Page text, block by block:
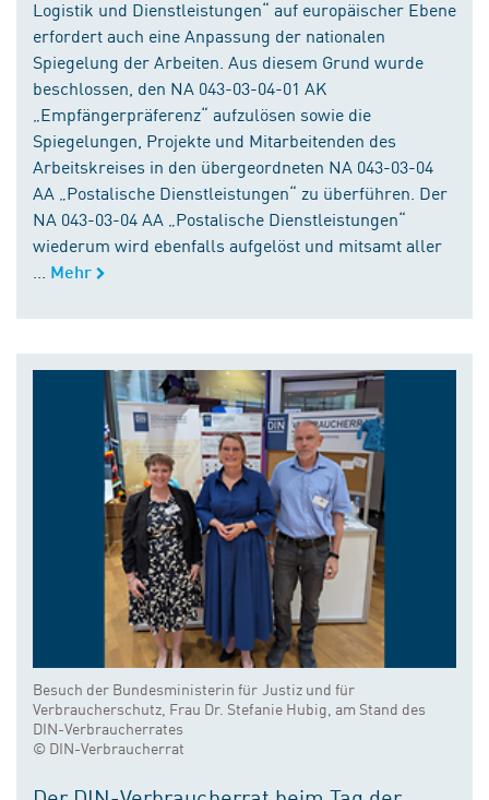
Logistik und Dienstleistungen“ auf europäischer Ebene
erfordert auch eine Anpassung der nationalen
Spiegelung der Arbeiten. Aus diesem Grund wurde
beschlossen, den NA 043-03-04-01 AK
„Empfängerpräferenz“ aufzulösen sowie die
Spiegelungen, Projekte und Mitarbeitenden des
Arbeitskreises in den übergeordneten NA 043-03-04
AA „Postalische Dienstleistungen“ zu überführen. Der
NA 043-03-04 AA „Postalische Dienstleistungen“
wiederum wird ebenfalls aufgelöst und mitsamt aller
Mehr
Besuch der Bundesministerin für Justiz und für
Verbraucherschutz, Frau Dr. Stefanie Hubig, am Stand des
DIN-Verbraucherrates
© DIN-Verbraucherrat